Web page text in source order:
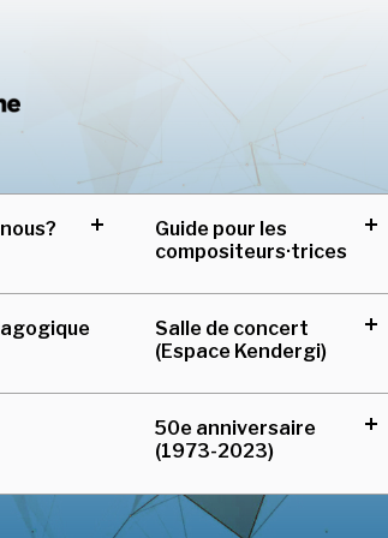
Centre de
expandGuide pour les
compositeurs·trices
Salle de concert
(Espace Kendergi)
50e anniversaire
(1973-2023)